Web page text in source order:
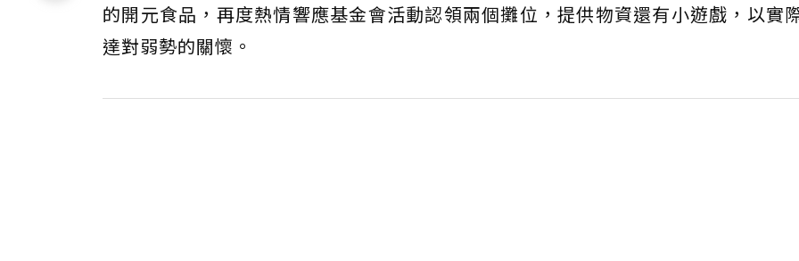
的開元食品，再度熱情響應基金會活動認領兩個攤位，提供物資還有小遊戲，以實
達對弱勢的關懷。